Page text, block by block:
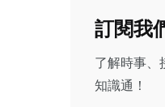
訂閱我
了解時事、
知識通！